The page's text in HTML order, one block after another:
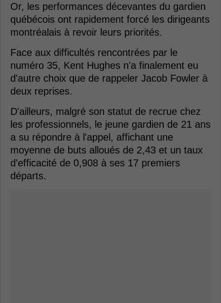
Or, les performances décevantes du gardien
québécois ont rapidement forcé les dirigeants
montréalais à revoir leurs priorités.
Face aux difficultés rencontrées par le
numéro 35, Kent Hughes n'a finalement eu
d'autre choix que de rappeler Jacob Fowler à
deux reprises.
D'ailleurs, malgré son statut de recrue chez
les professionnels, le jeune gardien de 21 ans
a su répondre à l'appel, affichant une
moyenne de buts alloués de 2,43 et un taux
d'efficacité de 0,908 à ses 17 premiers
départs.